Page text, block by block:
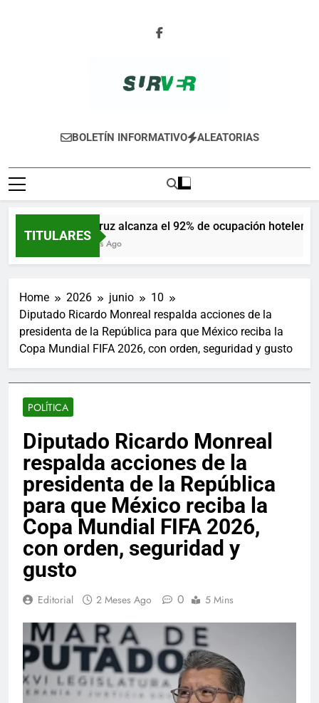
SURVER
BOLETÍN INFORMATIVO ALEATORIAS
TITULARES
Veracruz alcanza el 92% de ocupación hotelera en
12 Horas Ago
Home 2026 junio
10
Diputado Ricardo Monreal respalda acciones de la
presidenta de la República para que México reciba la
Copa Mundial FIFA 2026, con orden, seguridad y gusto
POLÍTICA
Diputado Ricardo Monreal
respalda acciones de la
presidenta de la República
para que México reciba la
Copa Mundial FIFA 2026,
con orden, seguridad y
gusto
Editorial 2 Meses Ago 0 5 Mins